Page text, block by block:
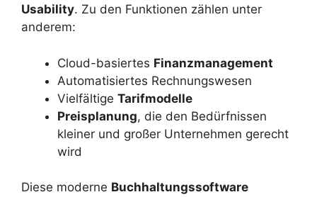
Usability. Zu den Funktionen zählen unter
anderem:
Cloud-basiertes Finanzmanagement
Automatisiertes Rechnungswesen
Vielfältige Tarifmodelle
Preisplanung, die den Bedürfnissen
kleiner und großer Unternehmen gerecht
wird
Diese moderne Buchhaltungssoftware